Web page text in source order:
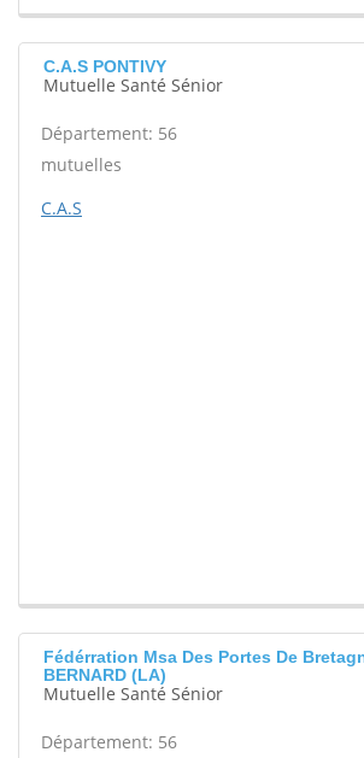
C.A.S PONTIVY
Mutuelle Santé Sénior
Département: 56
mutuelles
C.A.S
Fédérration Msa Des Portes De
BERNARD (LA)
Mutuelle Santé Sénior
Département: 56